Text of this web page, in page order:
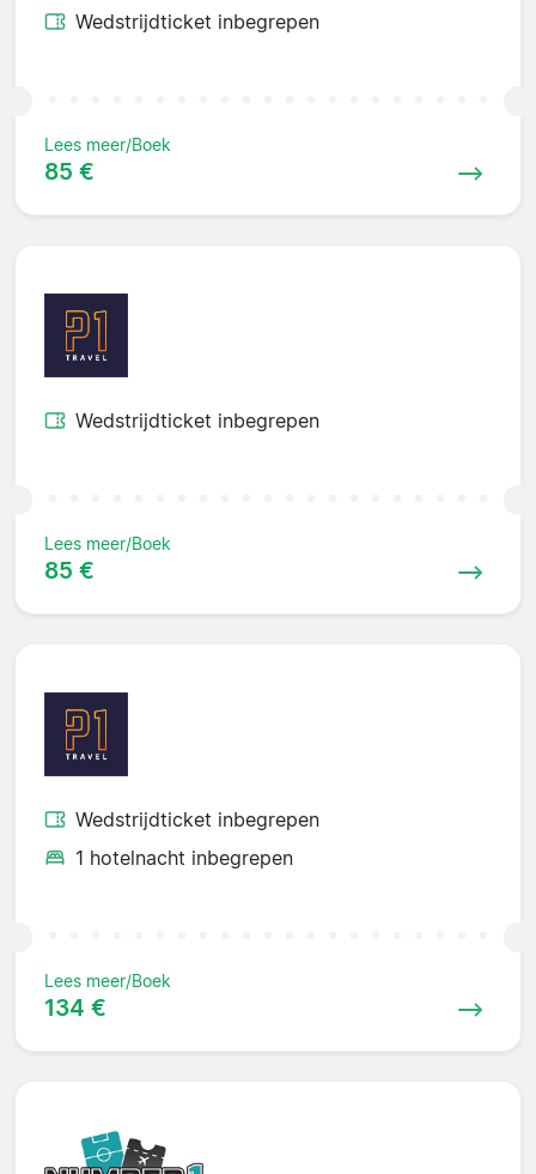
Wedstrijdticket inbegrepen
Lees meer/Boek
85 €
Wedstrijdticket inbegrepen
Lees meer/Boek
85 €
Wedstrijdticket inbegrepen
1 hotelnacht inbegrepen
Lees meer/Boek
134 €